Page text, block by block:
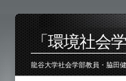
「環境社会
龍谷大学社会学部教員・脇田